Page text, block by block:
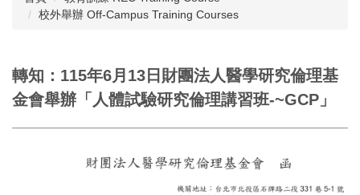
校外舉辦 Off-Campus Training Courses
轉知：115年6月13日財團法人醫學研究倫理基
金會舉辦「人體試驗研究倫理講習班-~GCP」